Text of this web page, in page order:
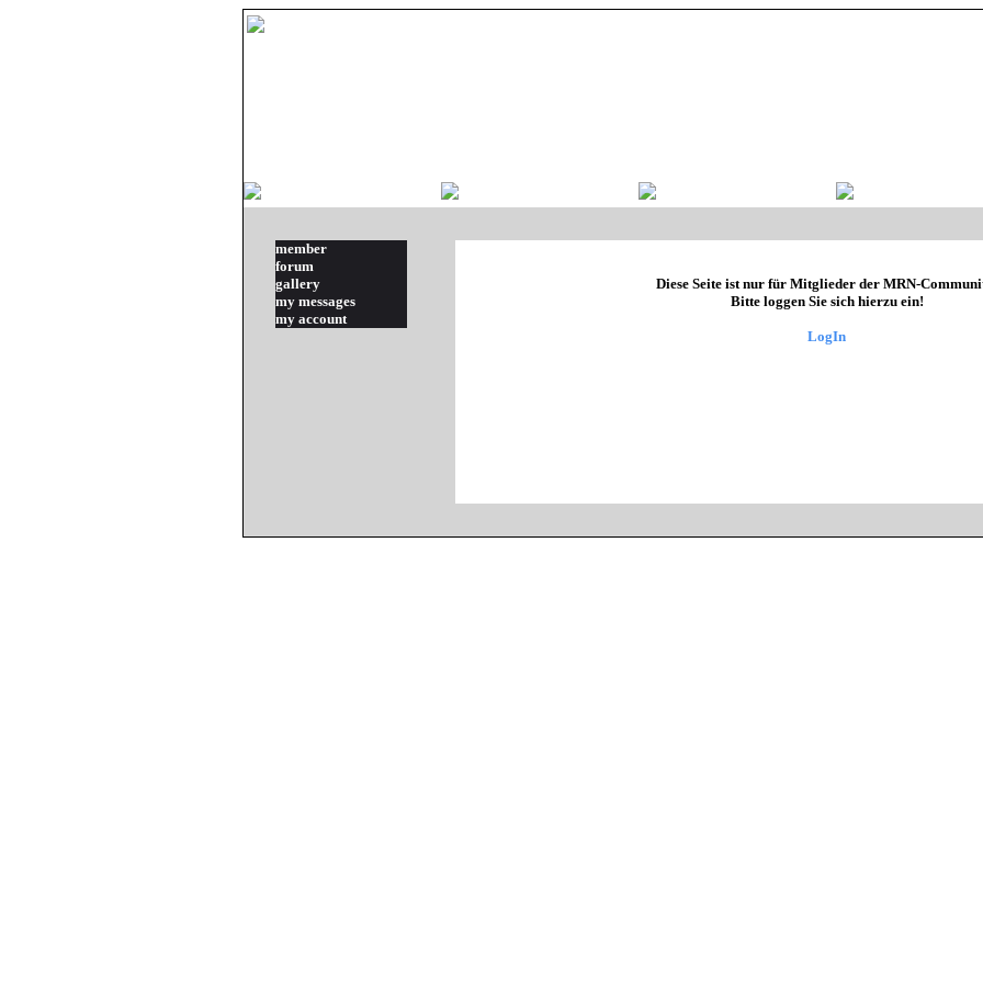
member
forum
gallery
my messages
my account
Diese Seite ist nur für Mitglieder der MRN-
Bitte loggen Sie sich hierzu ein!
LogIn